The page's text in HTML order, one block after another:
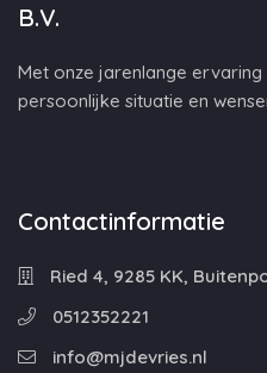
B.V.
Met onze jarenlange
persoonlijke situatie en
Contactinformatie
Ried 4, 9285 KK,
0512352221
info@mjdevries.nl